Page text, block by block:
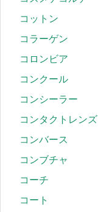
コットン
コラーゲン
コロンビア
コンクール
コンシーラー
コンタクトレンズ
コンバース
コンブチャ
コーチ
コート